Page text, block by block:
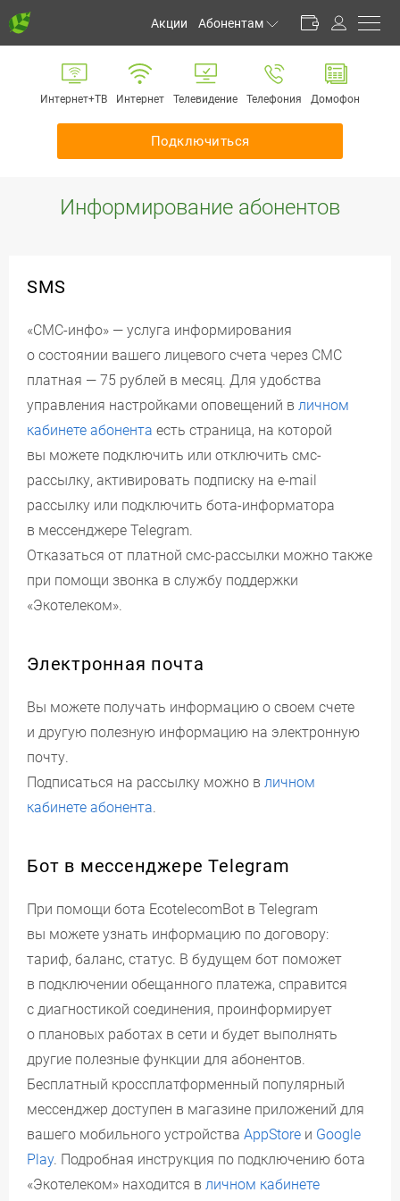
Акции Абонентам
Личный кабинет
Способы оплаты
Обратная связь
Информирование
Оборудование
Интернет+ТВ Интернет Телевидение Телефония Домофон
Подключиться
Информирование абонентов
SMS
«СМС-инфо» — услуга информирования
о состоянии вашего лицевого счета через СМС
платная — 75 рублей в месяц. Для удобства
управления настройками оповещений в личном
кабинете абонента есть страница, на которой
вы можете подключить или отключить смс-
рассылку, активировать подписку на e-mail
рассылку или подключить бота-информатора
в мессенджере Telegram.
Отказаться от платной смс-рассылки можно также
при помощи звонка в службу поддержки
«Экотелеком».
Электронная почта
Вы можете получать информацию о своем счете
и другую полезную информацию на электронную
почту.
Подписаться на рассылку можно в личном
кабинете абонента.
Бот в мессенджере Telegram
При помощи бота EcotelecomBot в Telegram
вы можете узнать информацию по договору:
тариф, баланс, статус. В будущем бот поможет
в подключении обещанного платежа, справится
с диагностикой соединения, проинформирует
о плановых работах в сети и будет выполнять
другие полезные функции для абонентов.
Бесплатный кроссплатформенный популярный
мессенджер доступен в магазине приложений для
вашего мобильного устройства AppStore и Google
Play. Подробная инструкция по подключению бота
«Экотелеком» находится в личном кабинете